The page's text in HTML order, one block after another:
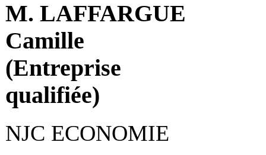
M. LAFFARGUE
Camille
(Entreprise
qualifiée)
NJC ECONOMIE